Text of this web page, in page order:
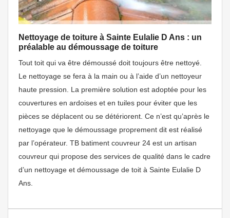
Nettoyage de toiture à Sainte Eulalie D Ans : un
préalable au démoussage de toiture
Tout toit qui va être démoussé doit toujours être nettoyé.
Le nettoyage se fera à la main ou à l’aide d’un nettoyeur
haute pression. La première solution est adoptée pour les
couvertures en ardoises et en tuiles pour éviter que les
pièces se déplacent ou se détériorent. Ce n’est qu’après le
nettoyage que le démoussage proprement dit est réalisé
par l’opérateur. TB batiment couvreur 24 est un artisan
couvreur qui propose des services de qualité dans le cadre
d’un nettoyage et démoussage de toit à Sainte Eulalie D
Ans.